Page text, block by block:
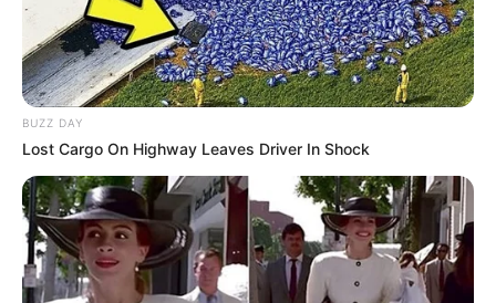
Pronostic Quinté en 6 chevaux
BUZZ DAY
Lost Cargo On Highway Leaves Driver In Shock